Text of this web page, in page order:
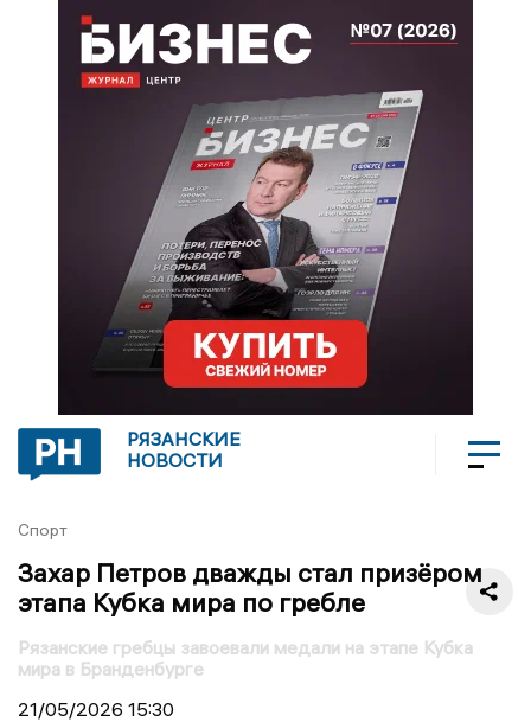
РЯЗАНСКИЕ
НОВОСТИ
Спорт
Захар Петров дважды стал призёром
этапа Кубка мира по гребле
Рязанские гребцы завоевали медали на этапе Кубка
мира в Бранденбурге
21/05/2026 15:30